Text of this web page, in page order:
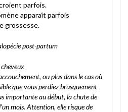
parfois.
apparaît parfois
grossesse.
post-partum
ou plus dans le cas où
que vous perdiez brusquement
importante au début, la chute de
mois. Attention, elle risque de